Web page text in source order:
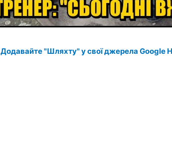
Додавайте "Шляхту" у свої джерела Google